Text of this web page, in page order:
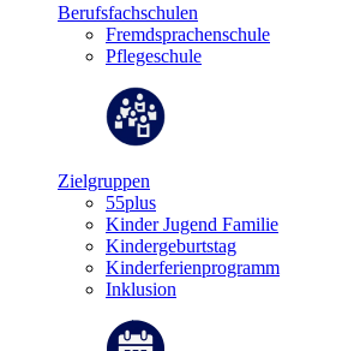
Berufsfachschulen
Fremdsprachenschule
Pflegeschule
Zielgruppen
55plus
Kinder Jugend Familie
Kindergeburtstag
Kinderferienprogramm
Inklusion